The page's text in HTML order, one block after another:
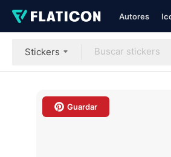
Autores
Stickers
Guardar